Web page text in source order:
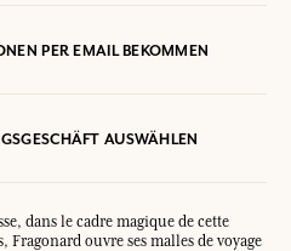
PER EMAIL BEKOMMEN
AUSWÄHLEN
dans le cadre magique de cette
ouvre ses malles de voyage